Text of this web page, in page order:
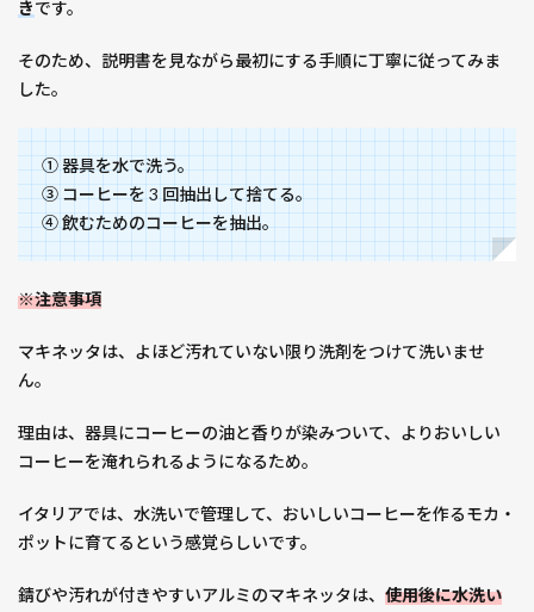
きです。
そのため、説明書を見ながら最初にする手順に丁寧に従ってみま
した。
① 器具を水で洗う。
③ コーヒーを 3 回抽出して捨てる。
④ 飲むためのコーヒーを抽出。
※注意事項
マキネッタは、よほど汚れていない限り洗剤をつけて洗いませ
ん。
理由は、器具にコーヒーの油と香りが染みついて、よりおいしい
コーヒーを淹れられるようになるため。
イタリアでは、水洗いで管理して、おいしいコーヒーを作るモカ・
ポットに育てるという感覚らしいです。
錆びや汚れが付きやすいアルミのマキネッタは、 使用後に水洗い